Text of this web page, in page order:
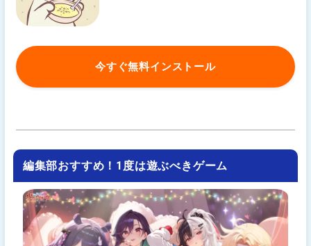
今すぐ無料インストール
編集部おすすめ！1度は遊ぶべきゲーム